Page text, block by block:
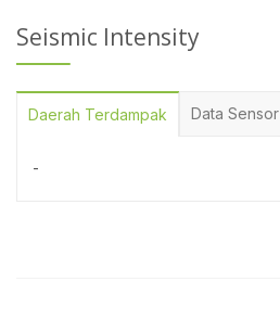
Seismic Intensity
Daerah Terdampak Data Sensor
-